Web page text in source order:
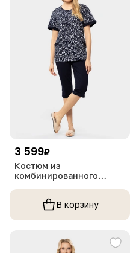
3 599₽
Костюм из
комбинированного
В корзину